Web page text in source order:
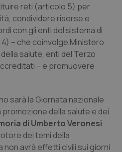
reti (articolo 5) per
condividere risorse e
con gli enti del sistema di
– che coinvolge Ministero
salute, enti del Terzo
– e promuovere
sarà la Giornata nazionale
della salute e dei
di Umberto Veronesi,
dei temi della
non avrà effetti civili sui giorni